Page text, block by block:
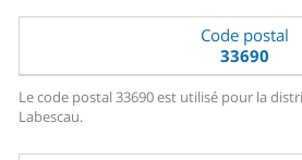
Code postal
33690
Le code postal 33690 est utilisé pour la
Labescau.